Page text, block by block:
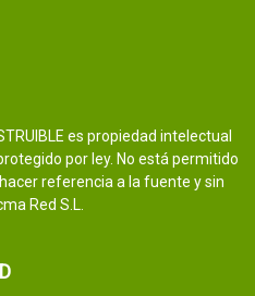
es propiedad intelectual
por ley. No está permitido
referencia a la fuente y sin
Red S.L.